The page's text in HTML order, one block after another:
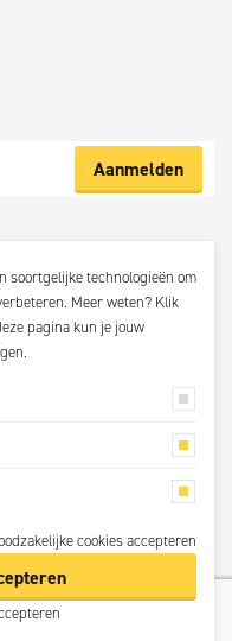
Aanmelden
in jouw mailbox? Schrijf
ga je akkoord met
soortgelijke technologieën om
Meer weten? Klik
pagina kun je jouw
cookies accepteren